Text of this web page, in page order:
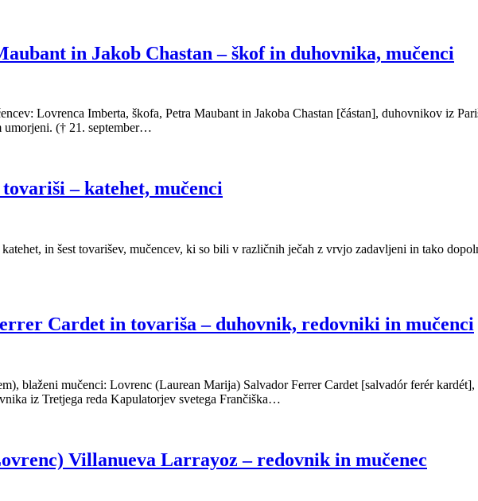
in Jakob Chastan – škof in duhovnika, mučenci
Lovrenca Imberta, škofa, Petra Maubant in Jakoba Chastan [částan], duhovnikov iz
umorjeni. († 21. september…
– katehet, mučenci
in šest tovarišev, mučencev, ki so bili v različnih ječah z vrvjo zadavljeni in tako
Cardet in tovariša – duhovnik, redovniki in mučenci
blaženi mučenci: Lovrenc (Laurean Marija) Salvador Ferrer Cardet [salvadór ferér
iz Tretjega reda Kapulatorjev svetega Frančiška…
Villanueva Larrayoz – redovnik in mučenec